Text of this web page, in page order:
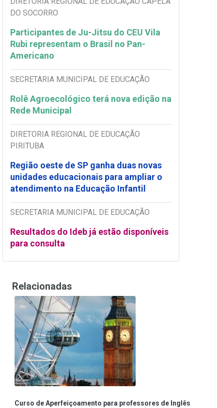
DO SOCORRO
Participantes de Ju-Jitsu do CEU Vila
Rubi representam o Brasil no Pan-
Americano
SECRETARIA MUNICIPAL DE EDUCAÇÃO
Rolê Agroecológico terá nova edição na
Rede Municipal
DIRETORIA REGIONAL DE EDUCAÇÃO
PIRITUBA
Região oeste de SP ganha duas novas
unidades educacionais para ampliar o
atendimento na Educação Infantil
SECRETARIA MUNICIPAL DE EDUCAÇÃO
Resultados do Ideb já estão disponíveis
para consulta
Relacionadas
Curso de Aperfeiçoamento para professores de Inglês